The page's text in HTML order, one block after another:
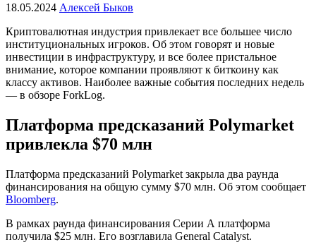
18.05.2024 Алексей Быков
Криптовалютная индустрия привлекает все большее число
институциональных игроков. Об этом говорят и новые
инвестиции в инфраструктуру, и все более пристальное
внимание, которое компании проявляют к биткоину как
классу активов. Наиболее важные события последних недель
— в обзоре ForkLog.
Платформа предсказаний Polymarket
привлекла $70 млн
Платформа предсказаний Polymarket закрыла два раунда
финансирования на общую сумму $70 млн. Об этом сообщает
Bloomberg.
В рамках раунда финансирования Серии А платформа
получила $25 млн. Его возглавила General Catalyst.